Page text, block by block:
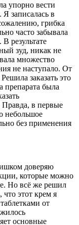
упорно вести
записалась в
грибка
часто забывала
результате
зуд, никак не
множество
не наступало. От
заказать это
препарата была
в первые
небольшое
без применения
доверяю
которые можно
Но всё же решил
этот крем я
от
основные